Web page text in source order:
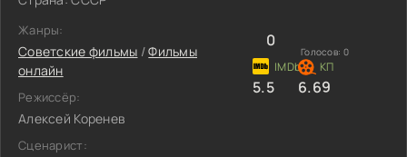
Жанры:
Советские фильмы /Фильмы
онлайн
Режиссёр:
Алексей Коренев
Сценарист:
0
Голосов: 0
5.5 6.69